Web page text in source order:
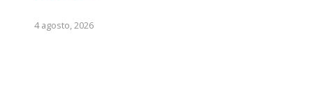
4 agosto, 2026